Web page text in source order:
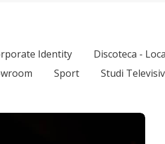
Identity Discoteca -
Sport Studi